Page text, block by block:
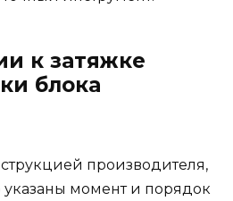
к затяжке
блока
производителя,
указаны момент и порядок